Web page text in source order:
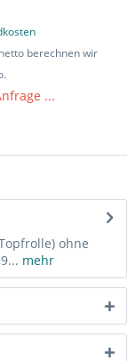
berechnen wir
...
ohne
mehr